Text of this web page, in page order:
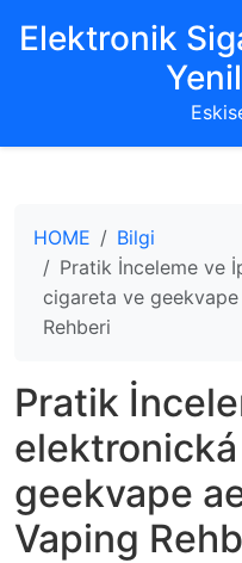
Elektronik
HOME
Bilgi
Pratik İnceleme ve
cigareta ve
Rehberi
Pratik
geekvape
Vaping